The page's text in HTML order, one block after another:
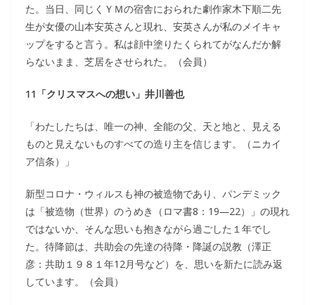
た。当日、同じくＹＭの宿舎におられた劇作家木下順二先
生が女優の山本安英さんと現れ、安英さんが私のメイキャ
ップをすると言う。私は顔中塗りたくられてがなんだか解
らないまま、芝居をさせられた。（会員）
11「クリスマスへの想い」井川善也
「わたしたちは、唯一の神、全能の父、天と地と、見える
ものと見えないものすべての造り主を信じます。（ニカイ
ア信条）」
新型コロナ・ウィルスも神の被造物であり、パンデミック
は「被造物（世界）のうめき（ロマ書8：19―22）」の現れ
ではないか、そんな思いも抱きながら過ごした１年でし
た。待降節は、共助会の先達の待降・降誕の説教（澤正
彦：共助１９８１年12月号など）を、思いを新たに読み返
しています。（会員）